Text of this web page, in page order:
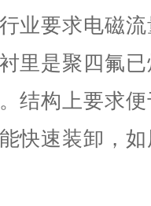
要求电磁流
里是聚四氟
结构上要求
快速装卸，